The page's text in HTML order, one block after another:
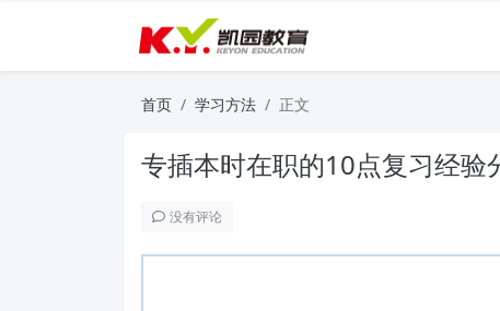
首页 学习方法 正文
专插本时在职的10点复习经验
没有评论